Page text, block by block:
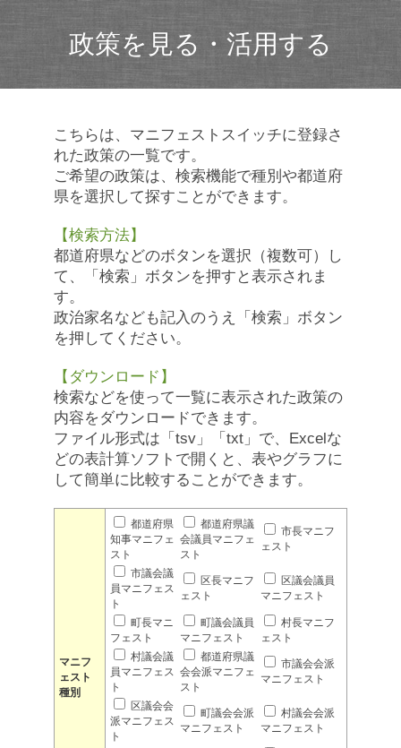
政策を見る・活用する
こちらは、マニフェストスイッチに登録さ
れた政策の一覧です。
ご希望の政策は、検索機能で種別や都道府
県を選択して探すことができます。
【検索方法】
都道府県などのボタンを選択（複数可）し
て、「検索」ボタンを押すと表示されま
す。
政治家名なども記入のうえ「検索」ボタン
を押してください。
【ダウンロード】
検索などを使って一覧に表示された政策の
内容をダウンロードできます。
ファイル形式は「tsv」「txt」で、Excelな
どの表計算ソフトで開くと、表やグラフに
して簡単に比較することができます。
マニフ
ェスト
種別
都道府県
知事マニフェ
スト
都道府県議
会議員マニフェ
スト
市長マニフ
ェスト
市議会議
員マニフェス
ト
区長マニフ
ェスト
区議会議員
マニフェスト
町長マニ
フェスト
町議会議員
マニフェスト
村長マニフ
ェスト
村議会議
員マニフェス
ト
都道府県議
会会派マニフェ
スト
市議会会派
マニフェスト
区議会会
派マニフェス
ト
町議会会派
マニフェスト
村議会会派
マニフェスト